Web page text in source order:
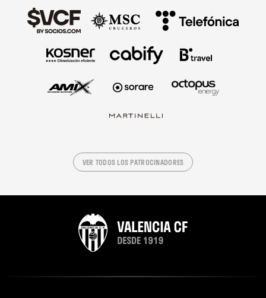
VER TODOS LOS PATROCINADORES